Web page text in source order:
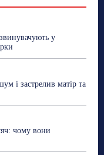
Фоторепортаж
у
і застрелив матір та
чому вони